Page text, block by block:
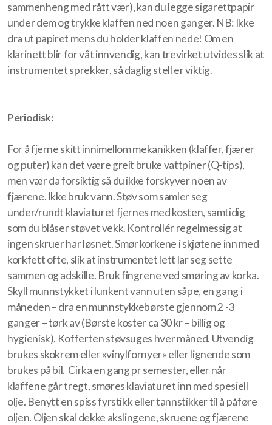
sammenheng med rått vær), kan du legge sigarettpapir
under dem og trykke klaffen ned noen ganger. NB: Ikke
dra ut papiret mens du holder klaffen nede! Om en
klarinett blir for våt innvendig, kan trevirket utvides slik at
instrumentet sprekker, så daglig stell er viktig.
Periodisk:
For å fjerne skitt innimellom mekanikken (klaffer, fjærer
og puter) kan det være greit bruke vattpiner (Q-tips),
men vær da forsiktig så du ikke forskyver noen av
fjærene. Ikke bruk vann. Støv som samler seg
under/rundt klaviaturet fjernes med kosten, samtidig
som du blåser støvet vekk. Kontrollér regelmessig at
ingen skruer har løsnet. Smør korkene i skjøtene inn med
korkfett ofte, slik at instrumentet lett lar seg sette
sammen og adskille. Bruk fingrene ved smøring av korka.
Skyll munnstykket i lunkent vann uten såpe, en gang i
måneden – dra en munnstykkebørste gjennom 2 -3
ganger – tørk av (Børste koster ca 30 kr – billig og
hygienisk). Kofferten støvsuges hver måned. Utvendig
brukes skokrem eller «vinylfornyer» eller lignende som
brukes på bil. Cirka en gang pr semester, eller når
klaffene går tregt, smøres klaviaturet inn med spesiell
olje. Benytt en spiss fyrstikk eller tannstikker til å påføre
oljen. Oljen skal dekke akslingene, skruene og fjærene